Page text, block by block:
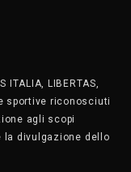
LIBERTAS,
sportive riconosciuti
agli scopi
la divulgazione dello